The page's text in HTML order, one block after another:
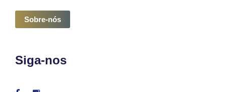
Sobre-nós
Siga-nos